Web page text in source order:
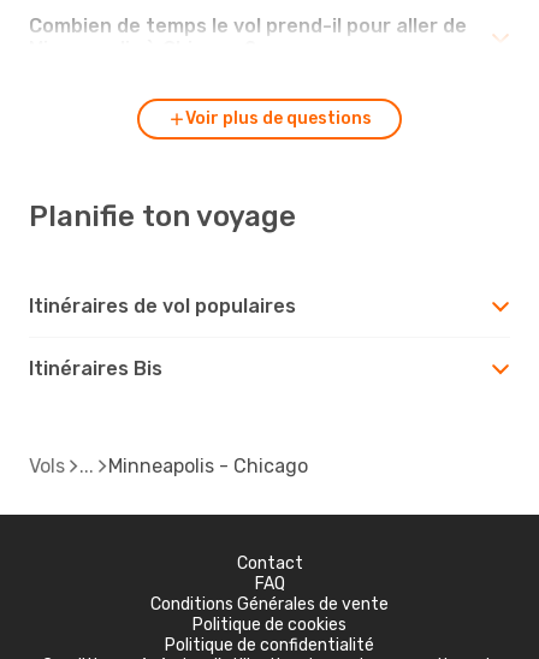
Combien de temps le vol prend-il pour aller de
Voir plus de questions
Planifie ton voyage
Itinéraires de vol populaires
Itinéraires Bis
Vols Minneapolis - Chicago
Contact
FAQ
Conditions Générales de vente
Politique de cookies
Politique de confidentialité